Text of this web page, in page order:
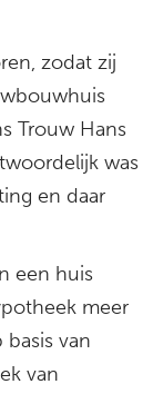
zodat zij
Trouw Hans
was
en daar
een huis
meer
van
van